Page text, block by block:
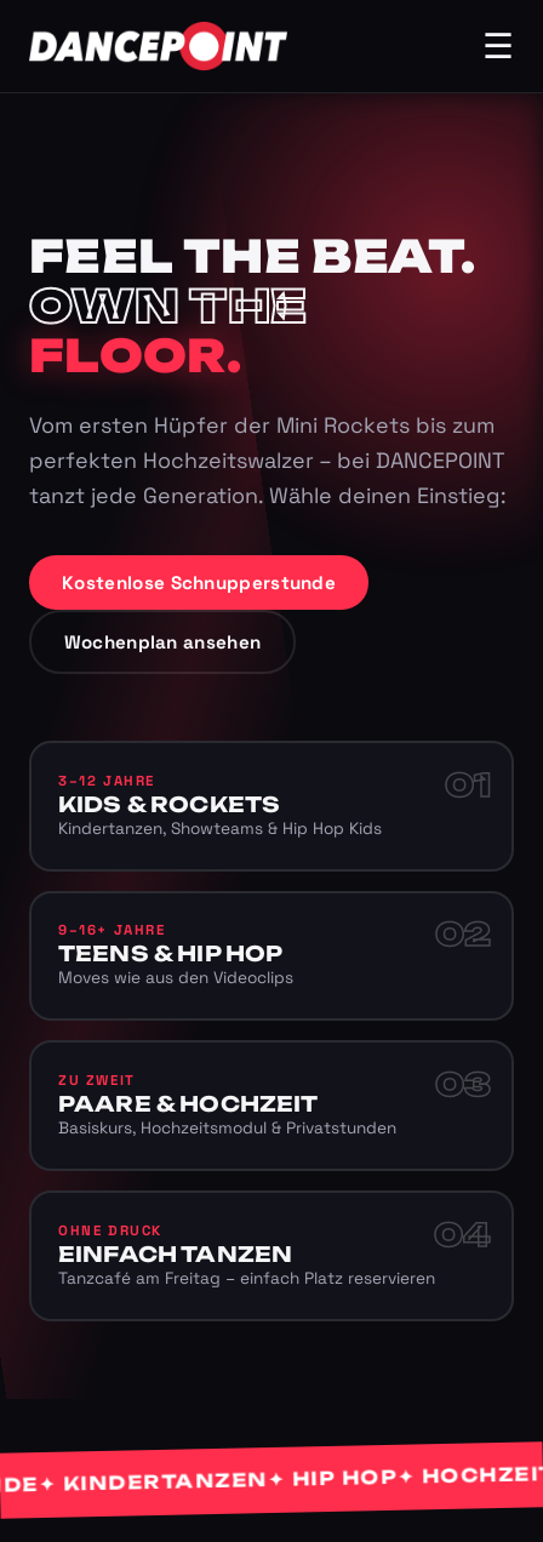
☰
FEEL THE BEAT.
OWN THE
FLOOR.
Vom ersten Hüpfer der Mini Rockets bis zum
perfekten Hochzeitswalzer – bei DANCEPOINT
tanzt jede Generation. Wähle deinen Einstieg:
Kostenlose Schnupperstunde
Wochenplan ansehen
01
3–12 JAHRE
KIDS & ROCKETS
Kindertanzen, Showteams & Hip Hop Kids
02
9–16+ JAHRE
TEENS & HIP HOP
Moves wie aus den Videoclips
03
ZU ZWEIT
PAARE & HOCHZEIT
Basiskurs, Hochzeitsmodul & Privatstunden
04
OHNE DRUCK
EINFACH TANZEN
Tanzcafé am Freitag – einfach Platz reservieren
KINDERTANZEN✦ HIP HOP✦